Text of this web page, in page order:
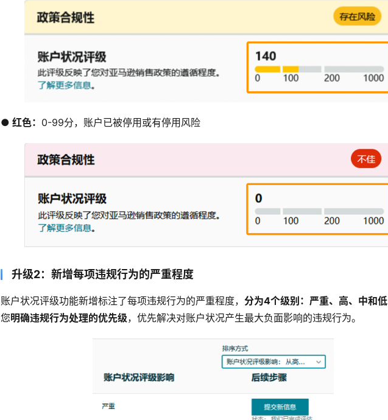
● 红色： 0-99分，账户已被停用或有停用风险
升级2：新增每项违规行为的严重程度
账户状况评级功能新增标注了每项违规行为的严重程度，分为4个级别：严重、高、中和低
您明确违规行为处理的优先级，优先解决对账户状况产生最大负面影响的违规行为。